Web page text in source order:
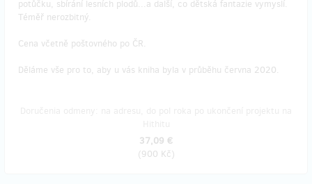
potůčku, sbírání lesních plodů...a další, co dětská fantazie vymyslí.
Téměř nerozbitný.
Cena včetně poštovného po ČR.
Děláme vše pro to, aby u vás kniha byla v průběhu června 2020.
37,09 €
(900 Kč)